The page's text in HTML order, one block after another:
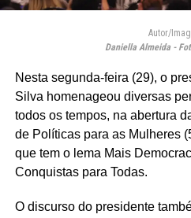
Autor/
Daniella Almeida -
Nesta segunda-feira (29), o
Silva homenageou diversas
todos os tempos, na abertura
de Políticas para as Mulheres
que tem o lema Mais
Conquistas para Todas.
O discurso do presidente